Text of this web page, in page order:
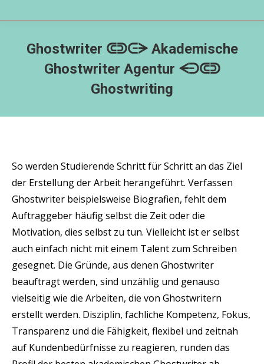
Ghostwriter ᕳᕲᕮᗒ Akademische
Ghostwriter Agentur ᗕᕭᕳᕲ
Ghostwriting
So werden Studierende Schritt für Schritt an das Ziel
der Erstellung der Arbeit herangeführt. Verfassen
Ghostwriter beispielsweise Biografien, fehlt dem
Auftraggeber häufig selbst die Zeit oder die
Motivation, dies selbst zu tun. Vielleicht ist er selbst
auch einfach nicht mit einem Talent zum Schreiben
gesegnet. Die Gründe, aus denen Ghostwriter
beauftragt werden, sind unzählig und genauso
vielseitig wie die Arbeiten, die von Ghostwritern
erstellt werden. Disziplin, fachliche Kompetenz, Fokus,
Transparenz und die Fähigkeit, flexibel und zeitnah
auf Kundenbedürfnisse zu reagieren, runden das